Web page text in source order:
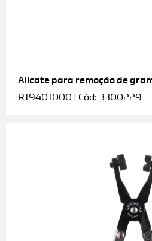
Alicate para remoção de
R19401000 | Cód: 3300229